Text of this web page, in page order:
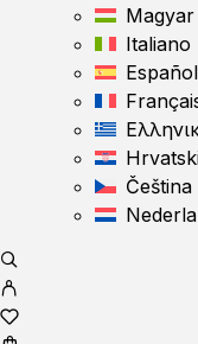
Magyar
Italiano
Español
Čeština